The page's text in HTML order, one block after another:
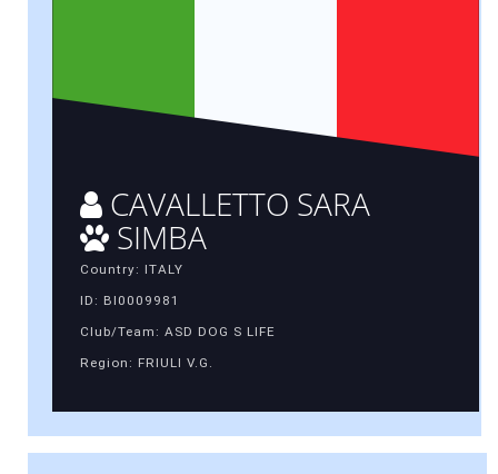
CAVALLETTO SARA
SIMBA
Country: ITALY
ID: BI0009981
Club/Team: ASD DOG S LIFE
Region: FRIULI V.G.